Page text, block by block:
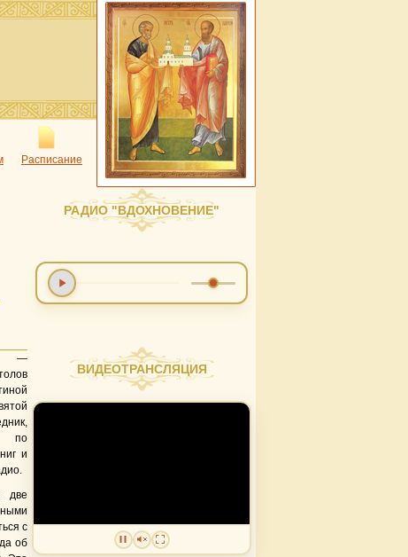
Расписание
—
по
и
две
с
об
РАДИО "ВДОХНОВЕНИЕ"
ВИДЕОТРАНСЛЯЦИЯ